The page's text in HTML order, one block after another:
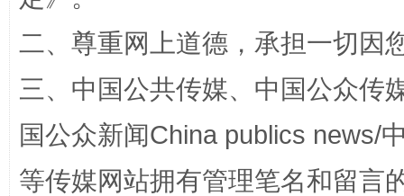
二、尊重网上道德，承担一切因
三、中国公共传媒、中国公众传
国公众新闻China publics news/
等传媒网站拥有管理笔名和留言